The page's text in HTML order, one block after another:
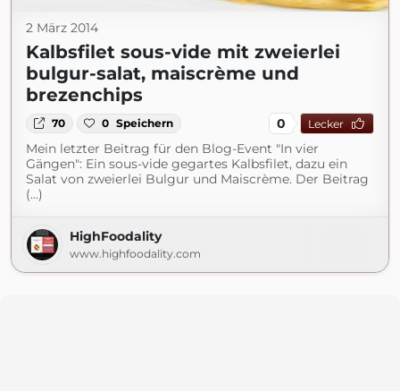
2 März 2014
Kalbsfilet sous-vide mit zweierlei
bulgur-salat, maiscrème und
brezenchips
70 0 Speichern 0 Lecker
Mein letzter Beitrag für den Blog-Event "In vier
Gängen": Ein sous-vide gegartes Kalbsfilet, dazu ein
Salat von zweierlei Bulgur und Maiscrème. Der Beitrag
(...)
HighFoodality
www.highfoodality.com